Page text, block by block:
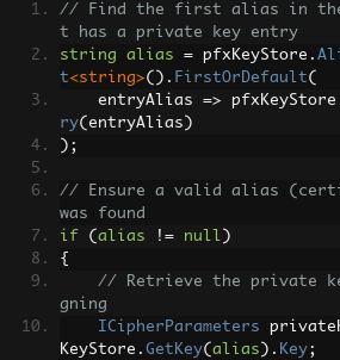
// Field name
);
// Find the first alias in the
t has a private key entry
string
alias = pfxKeyStore .
t<string>(). FirstOrDefault(
    entryAlias
=> pfxKeyStore
ry( entryAlias )
);
// Ensure a valid alias
was found
if
( alias != null )
{
// Retrieve the private
gning
ICipherParameters
KeyStore . GetKey( alias ). Key;